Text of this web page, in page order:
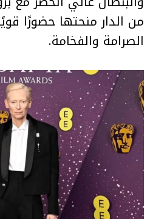
من الدار منحتها حضورًا
الصرامة والفخامة.